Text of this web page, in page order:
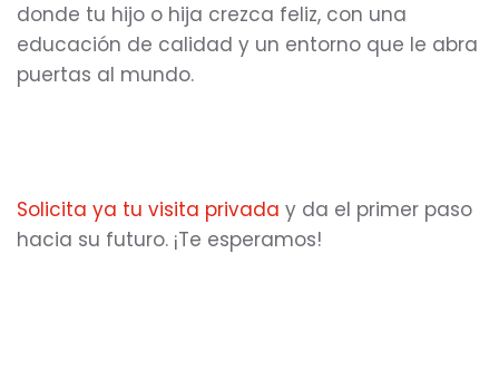
donde tu hijo o hija crezca feliz, con una
educación de calidad y un entorno que le abra
puertas al mundo.
Solicita ya tu visita privada y da el primer paso
hacia su futuro. ¡Te esperamos!